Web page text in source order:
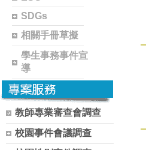
SDGs
相關手冊草擬
學生事務事件宣
導
教師專業審查會調查
校園事件會議調查